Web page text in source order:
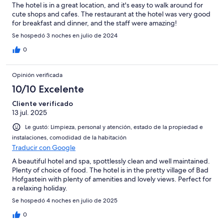
The hotel is in a great location, and it's easy to walk around for
cute shops and cafes. The restaurant at the hotel was very good
for breakfast and dinner, and the staff were amazing!
Se hospedó 3 noches en julio de 2024
0
Opinión verificada
10/10 Excelente
Cliente verificado
13 jul. 2025
Le gustó: Limpieza, personal y atención, estado de la propiedad e
instalaciones, comodidad de la habitación
Traducir con Google
A beautiful hotel and spa, spottlessly clean and well maintained.
Plenty of choice of food. The hotel is in the pretty village of Bad
Hofgastein with plenty of amenities and lovely views. Perfect for
a relaxing holiday.
Se hospedó 4 noches en julio de 2025
0